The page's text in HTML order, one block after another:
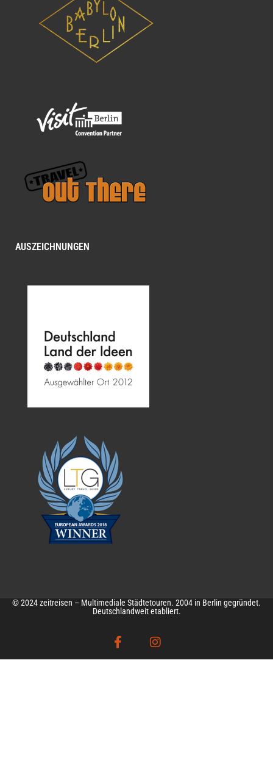
AUSZEICHNUNGEN
© 2024 zeitreisen – Multimediale Städtetouren. 2004 in Berlin gegründet.
Deutschlandweit etabliert.